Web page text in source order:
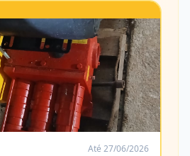
Até 27/06/2026